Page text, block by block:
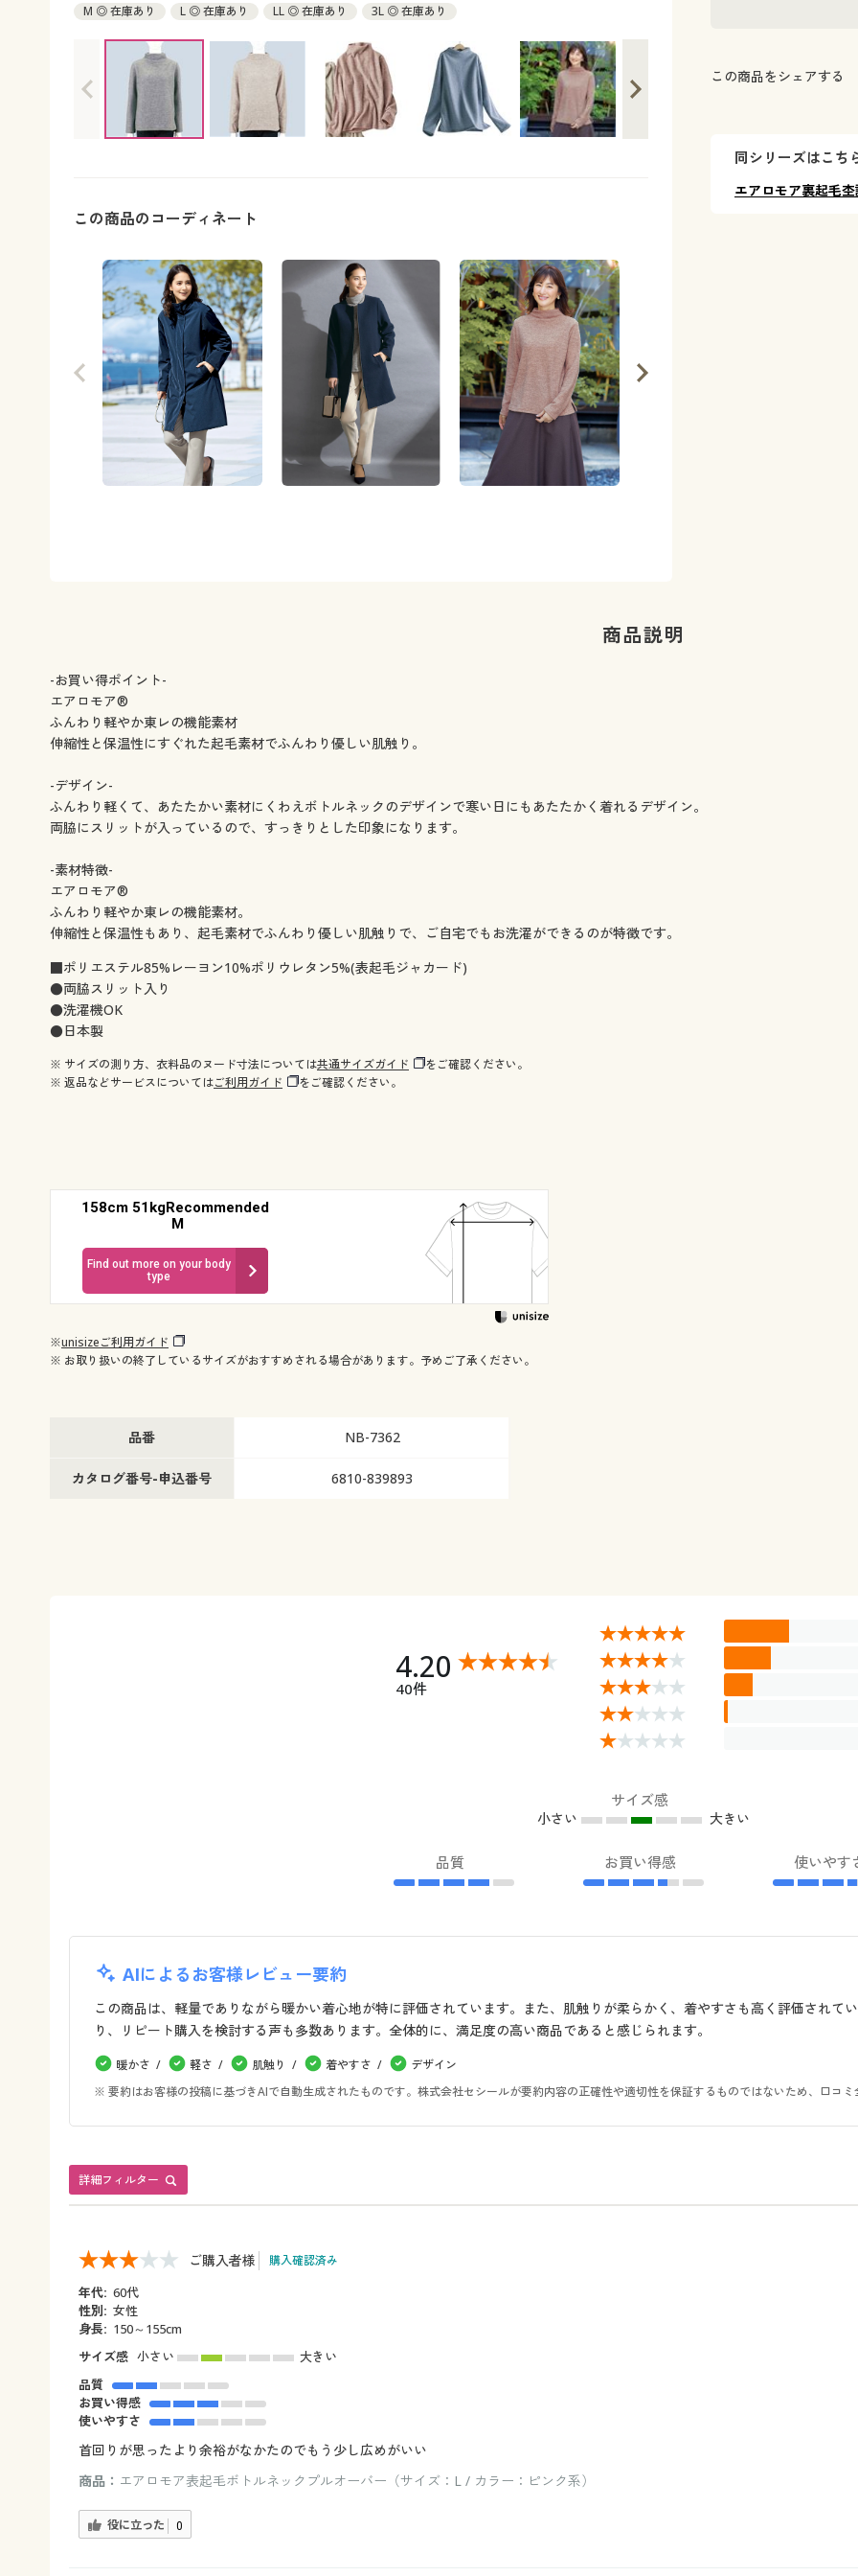
M ◎ 在庫あり L ◎ 在庫あり LL ◎ 在庫あり 3L ◎ 在庫あり
この商品のコーディネート
この商品をシェアする
同シリーズはこち
エアロモア裏起毛
商品説明
-お買い得ポイント-
エアロモア®
ふんわり軽やか東レの機能素材
伸縮性と保温性にすぐれた起毛素材でふんわり優しい肌触り。
-デザイン-
ふんわり軽くて、あたたかい素材にくわえボトルネックのデザインで寒い日にもあたたかく着れるデザイン。
両脇にスリットが入っているので、すっきりとした印象になります。
-素材特徴-
エアロモア®
ふんわり軽やか東レの機能素材。
伸縮性と保温性もあり、起毛素材でふんわり優しい肌触りで、ご自宅でもお洗濯ができるのが特徴です。
■ポリエステル85%レーヨン10%ポリウレタン5%(表起毛ジャカード)
●両脇スリット入り
●洗濯機OK
●日本製
※ サイズの測り方、衣料品のヌード寸法については共通サイズガイド
をご確認ください。
※ 返品などサービスについてはご利用ガイド をご確認ください。
158cm 51kgRecommended
M
Find out more on your body
type
※unisizeご利用ガイド
※ お取り扱いの終了しているサイズがおすすめされる場合があります。予めご了承ください。
品番 NB-7362
カタログ番号-申込番号 6810-839893
4.20
40件
サイズ感
小さい 大きい
品質 お買い得感 使いやす
AIによるお客様レビュー要約
この商品は、軽量でありながら暖かい着心地が特に評価されています。また、肌触りが柔らかく、着やすさも高く評価されて
り、リピート購入を検討する声も多数あります。全体的に、満足度の高い商品であると感じられます。
暖かさ 軽さ 肌触り 着やすさ
デザイン
※ 要約はお客様の投稿に基づきAIで自動生成されたものです。株式会社セシールが要約内容の正確性や適切性を保証するものではないため、口コミ
詳細フィルター
ご購入者様 購入確認済み
年代: 60代
性別: 女性
身長: 150～155cm
サイズ感 小さい
大きい
品質
お買い得感
使いやすさ
首回りが思ったより余裕がなかたのでもう少し広めがいい
商品： エアロモア表起毛ボトルネックプルオーバー（サイズ：L / カラー：ピンク系）
役に立った 0